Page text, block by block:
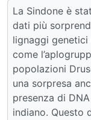
La Sindone è
dati più
lignaggi
come
popolazioni
una sorpresa
presenza di
indiano. Questo